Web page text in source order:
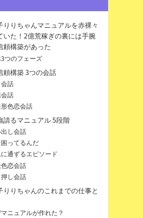
りりちゃんマニュアルを赤裸々
いた！2億荒稼ぎの裏には手腕
頼構築があった
つのフェーズ
頼構築 3つの会話
話
話
色恋会話
請るマニュアル 5段階
し会話
ってるんだ
通ずるエピソード
恋会話
し会話
りりちゃんのこれまでの仕事と
ニュアルが作れた？